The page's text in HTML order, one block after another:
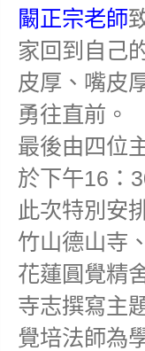
闞正宗老師
家回到自己
皮厚、嘴皮
勇往直前。
最後由四位
於下午16：
此次特別安
竹山德山寺
花蓮圓覺精
寺志撰寫主
覺培法師為